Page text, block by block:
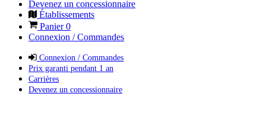
Devenez un concessionnaire
Établissements
Panier0
Connexion / Commandes
Connexion / Commandes
Prix garanti pendant 1 an
Carrières
Devenez un concessionnaire